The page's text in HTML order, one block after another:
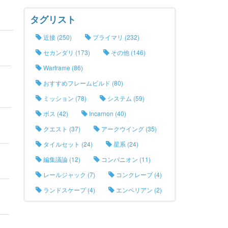
タグリスト
近接 (250)
プライマリ (232)
セカンダリ (173)
その他 (146)
Warframe (86)
おすすめフレームビルド (80)
ミッション (78)
システム (59)
ボス (42)
Incarnon (40)
クエスト (37)
アークウイング (35)
タイルセット (24)
星系 (24)
編集議論 (12)
コンパニオン (11)
レールジャック (7)
コンクレーブ (4)
ランドスケープ (4)
エンペリアン (2)